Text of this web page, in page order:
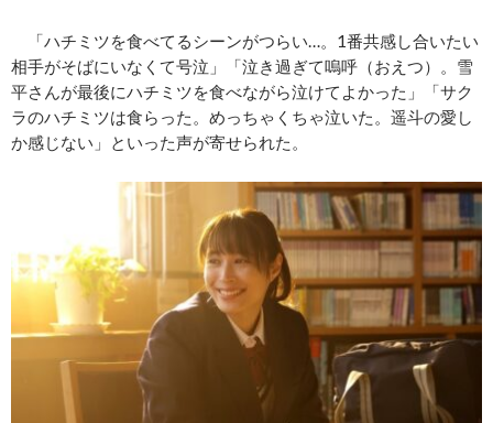
「ハチミツを食べてるシーンがつらい…。1番共感し合いたい
相手がそばにいなくて号泣」「泣き過ぎて嗚呼（おえつ）。雪
平さんが最後にハチミツを食べながら泣けてよかった」「サク
ラのハチミツは食らった。めっちゃくちゃ泣いた。遥斗の愛し
か感じない」といった声が寄せられた。